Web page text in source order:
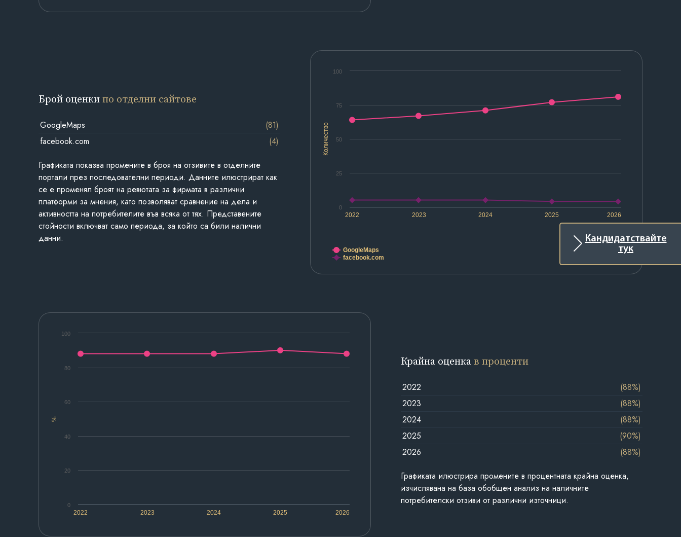
Кандидатствайте
тук
Количество
2022 2023 2024 2025 2026
0
100
25
50
75
GoogleMaps
facebook.com
Брой оценкипо отделни сайтове
GoogleMaps
(81)
facebook.com
(4)
Графиката показва промените в броя на отзивите в отделните
портали през последователни периоди. Данните илюстрират как
се е променял броят на ревютата за фирмата в различни
платформи за мнения, като позволяват сравнение на дела и
активността на потребителите във всяка от тях. Представените
стойности включват само периода, за който са били налични
данни.
%
2022 2023 2024 2025 2026
0
20
40
60
80
100
Крайна оценкав проценти
2022
(88%)
2023
(88%)
2024
(88%)
2025
(90%)
2026
(88%)
Графиката илюстрира промените в процентната крайна оценка,
изчислявана на база обобщен анализ на наличните
потребителски отзиви от различни източници.